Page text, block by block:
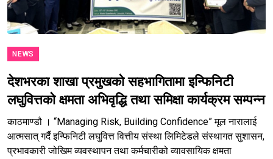
NEWS
देशभरका शाखा प्रमुखको सहभागितामा इन्फिनिटी
लघुवित्तको क्षमता अभिवृद्धि तथा समिक्षा कार्यक्रम सम्पन्न
काठमाण्डौ । “Managing Risk, Building Confidence” मूल नारालाई
आत्मसात् गर्दै इन्फिनिटी लघुवित्त वित्तीय संस्था लिमिटेडले संस्थागत सुशासन,
प्रभावकारी जोखिम व्यवस्थापन तथा कर्मचारीको व्यावसायिक क्षमता